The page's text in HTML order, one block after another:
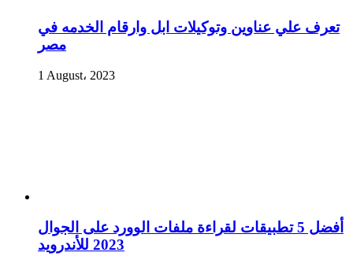
تعرف علي عناوين وتوكيلات ابل وارقام الخدمه في
مصر
1 August، 2023
أفضل 5 تطبيقات لقراءة ملفات الوورد على الجوال
2023 للأندرويد